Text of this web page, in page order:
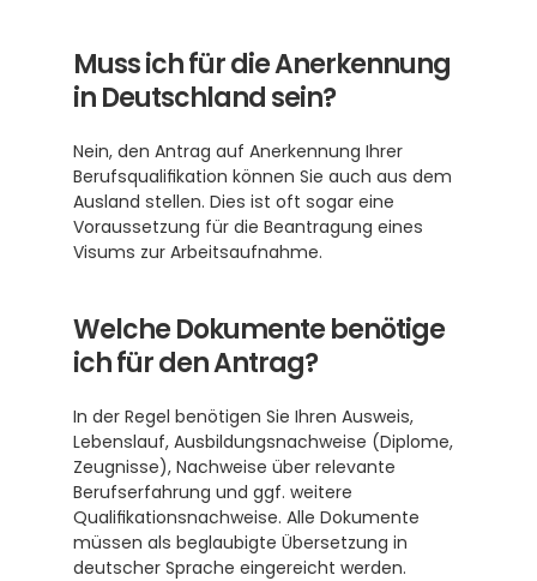
Muss ich für die Anerkennung
in Deutschland sein?
Nein, den Antrag auf Anerkennung Ihrer
Berufsqualifikation können Sie auch aus dem
Ausland stellen. Dies ist oft sogar eine
Voraussetzung für die Beantragung eines
Visums zur Arbeitsaufnahme.
Welche Dokumente benötige
ich für den Antrag?
In der Regel benötigen Sie Ihren Ausweis,
Lebenslauf, Ausbildungsnachweise (Diplome,
Zeugnisse), Nachweise über relevante
Berufserfahrung und ggf. weitere
Qualifikationsnachweise. Alle Dokumente
müssen als beglaubigte Übersetzung in
deutscher Sprache eingereicht werden.